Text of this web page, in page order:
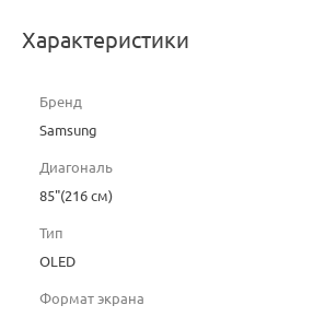
Характеристики
Бренд
Samsung
Диагональ
85"(216 см)
Тип
OLED
Формат экрана